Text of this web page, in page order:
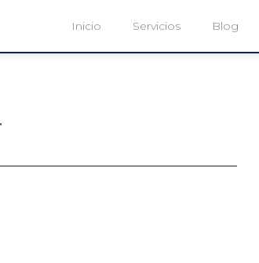
Inicio Servicios Blog